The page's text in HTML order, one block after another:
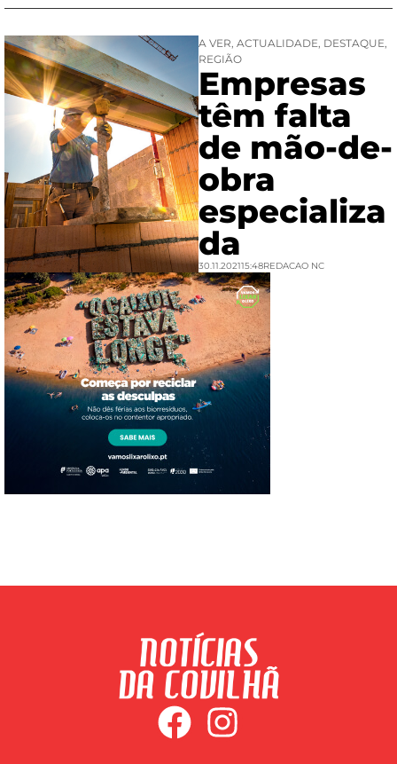
A VER, ACTUALIDADE, DESTAQUE,
REGIÃO
Empresas
têm falta
de mão-de-
obra
especializa
da
30.11.202115:48REDACAO NC